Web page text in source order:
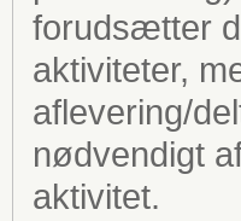
forudsætter
aktiviteter,
aflevering/
nødvendigt
aktivitet.